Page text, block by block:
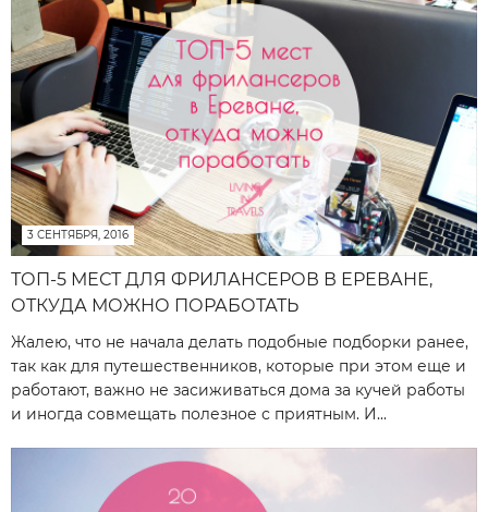
3 СЕНТЯБРЯ, 2016
ТОП-5 МЕСТ ДЛЯ ФРИЛАНСЕРОВ В ЕРЕВАНЕ,
ОТКУДА МОЖНО ПОРАБОТАТЬ
Жалею, что не начала делать подобные подборки ранее,
так как для путешественников, которые при этом еще и
работают, важно не засиживаться дома за кучей работы
и иногда совмещать полезное с приятным. И...